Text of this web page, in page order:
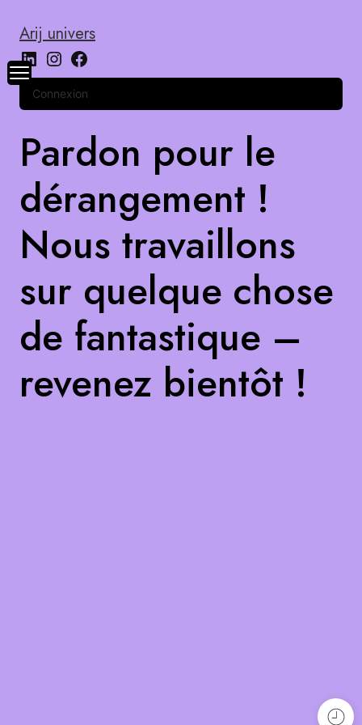
Arij univers
Connexion
Pardon pour le
dérangement !
Nous travaillons
sur quelque chose
de fantastique –
revenez bientôt !